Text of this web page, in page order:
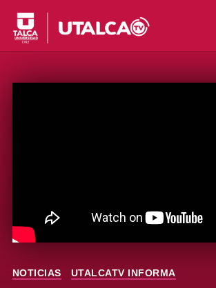
NOTICIAS UTALCATV INFORMA